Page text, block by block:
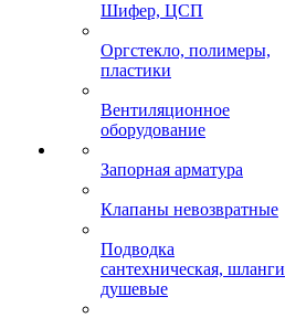
Шифер, ЦСП
Оргстекло, полимеры,
пластики
Вентиляционное
оборудование
Запорная арматура
Клапаны невозвратные
Подводка
сантехническая, шланги
душевые